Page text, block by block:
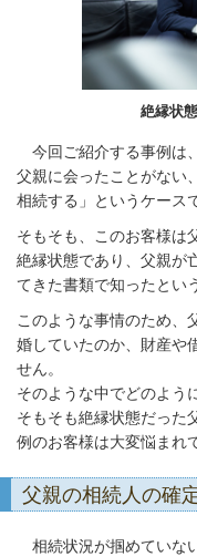
絶縁状
今回ご紹介する事例は
父親に会ったことがない
相続する」というケース
そもそも、このお客様は
絶縁状態であり、父親が
てきた書類で知ったとい
このような事情のため、
婚していたのか、財産や
せん。
そのような中でどのよう
そもそも絶縁状態だった
例のお客様は大変悩まれ
父親の相続人の確
相続状況が掴めていな